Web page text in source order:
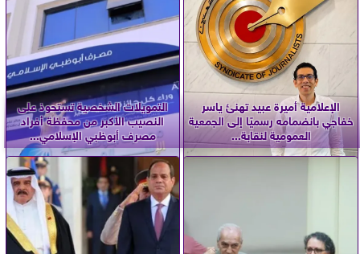
الإعلامية أميرة عبيد تهنئ ياسر
خفاجي بانضمامه رسميًا إلى الجمعية
العمومية لنقابة...
التمويلات الشخصية تستحوذ على
النصيب الأكبر من محفظة أفراد
مصرف أبوظبي الإسلامي...